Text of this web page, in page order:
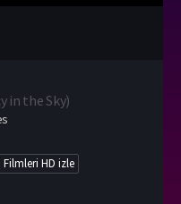
in the Sky)
Filmleri HD izle